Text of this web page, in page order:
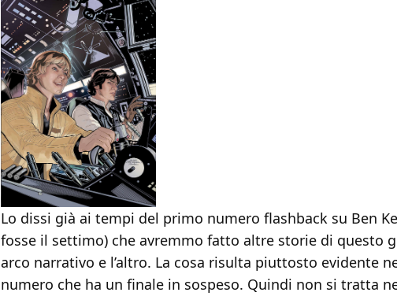
Lo dissi già ai tempi del primo numero flashback su Ben
fosse il settimo) che avremmo fatto altre storie di questo
arco narrativo e l’altro. La cosa risulta piuttosto evidente
numero che ha un finale in sospeso. Quindi non si tratta